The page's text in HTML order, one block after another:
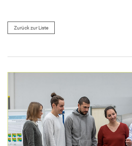
Zurück zur Liste